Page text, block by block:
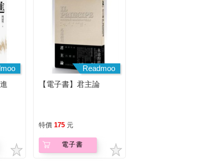
Readmoo
【電子書】君主論
特價 175 元
電子書